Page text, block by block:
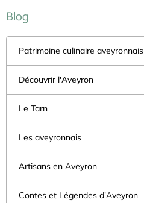
Blog
Patrimoine culinaire aveyronnais
Découvrir l'Aveyron
Le Tarn
Les aveyronnais
Artisans en Aveyron
Contes et Légendes d'Aveyron